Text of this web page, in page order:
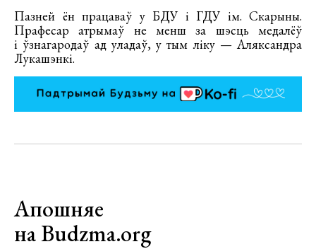
Пазней ён працаваў у БДУ і ГДУ ім. Скарыны.
Прафесар атрымаў не менш за шэсць медалёў
і ўзнагародаў ад уладаў, у тым ліку — Аляксандра
Лукашэнкі.
Апошняе
на Budzma.org